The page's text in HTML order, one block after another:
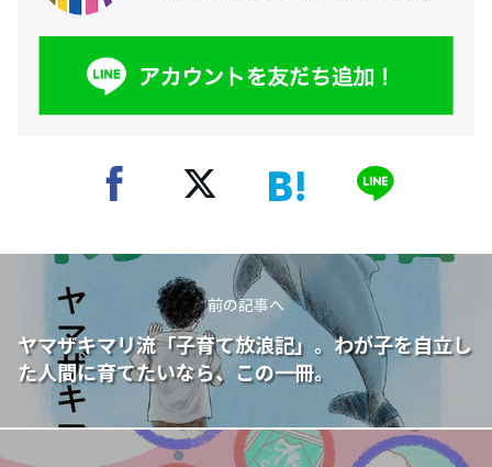
前の記事へ
ヤマザキマリ流「子育て放浪記」。わが子を自立し
た人間に育てたいなら、この一冊。